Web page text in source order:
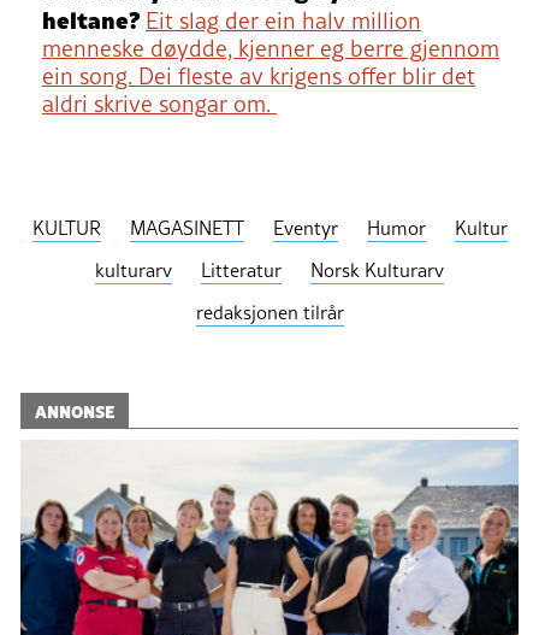
heltane?Eit slag der ein halv million
menneske døydde, kjenner eg berre gjennom
ein song. Dei fleste av krigens offer blir det
aldri skrive songar om.
KULTUR MAGASINETT Eventyr Humor
Kultur
kulturarv
Litteratur
Norsk Kulturarv
redaksjonen tilrår
ANNONSE